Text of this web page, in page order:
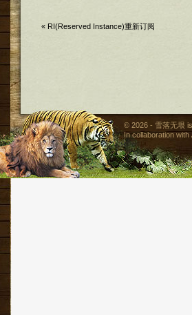
« RI(Reserved Instance)重新订阅
© 2026 - 雪落无垠
In collaboration with